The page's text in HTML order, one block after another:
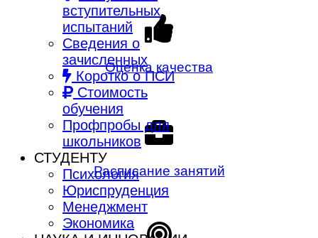
вступительных
испытаний
Сведения о
зачисленных
Коротко о ПСИ
Стоимость
обучения
Профпробы для
школьников
СТУДЕНТУ
Психология
Юриспруденция
Менеджмент
Экономика
Оценка качества
Расписание занятий